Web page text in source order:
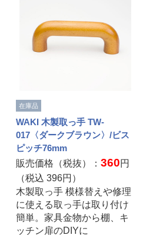
在庫品
WAKI 木製取っ手 TW-
017〈ダークブラウン〉/ビス
ピッチ76mm
販売価格（税抜）：360円
（税込396円）
木製取っ手 模様替えや修理
に使える取っ手は取り付け
簡単。家具金物から棚、キ
ッチン扉のDIYに